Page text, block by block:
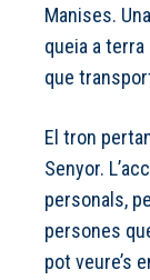
Manises.
queia a
que
El tron
Senyor.
personals,
persones
pot veure’s